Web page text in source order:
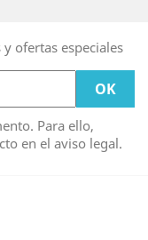
ofertas especiales
Para ello,
en el aviso legal.